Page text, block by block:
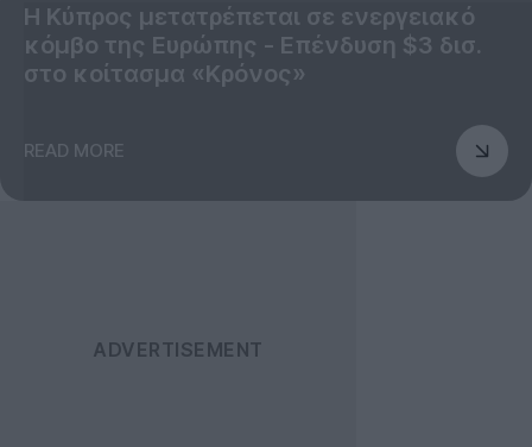
Η Κύπρος μετατρέπεται σε ενεργειακό
κόμβο της Ευρώπης - Επένδυση $3 δισ.
στο κοίτασμα «Κρόνος»
READ MORE